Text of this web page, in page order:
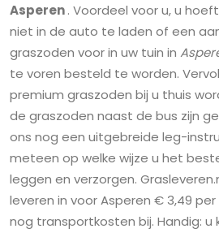
Asperen. Voordeel voor u, u
niet in de auto te laden of een
graszoden voor in uw tuin in
te voren besteld te worden.
premium graszoden bij u thuis
de graszoden naast de bus zijn
ons nog een uitgebreide leg-
meteen op welke wijze u het
leggen en verzorgen.
leveren in voor Asperen € 3,49 per
nog transportkosten bij. Handig: u